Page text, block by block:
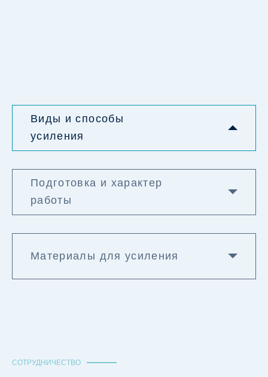
Виды и способы
усиления
Подготовка и характер
работы
Материалы для усиления
СОТРУДНИЧЕСТВО